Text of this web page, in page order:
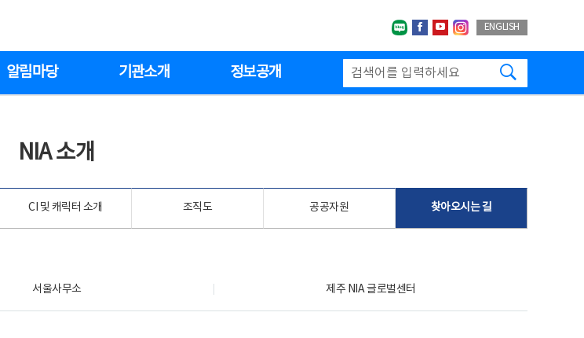
네이버블로그
페이스북
유투브인스타그랩
ENGLISH
알림마당 기관소개 정보공개
NIA 소개
CI 및 캐릭터 소개 조직도 공공자원 찾아오시는 길
서울사무소 제주 NIA 글로벌센터